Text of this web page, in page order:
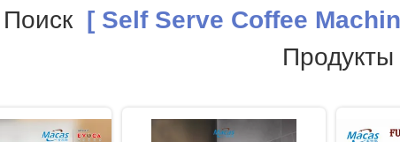
[ Self Serve Coffee
Продукты